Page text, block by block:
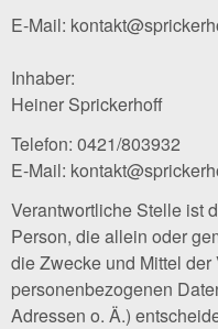
E-Mail:
Inhaber:
Heiner Sprickerhoff
Telefon: 0421/803932
E-Mail:
Verantwortliche Stelle ist
Person, die allein oder
die Zwecke und Mittel der
personenbezogenen
Adressen o. Ä.)